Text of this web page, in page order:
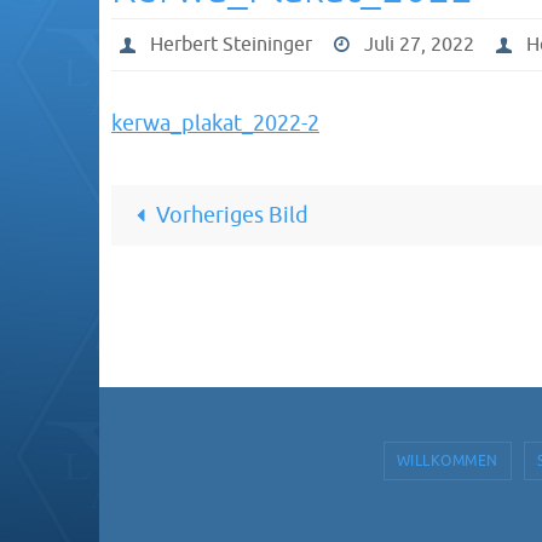
Herbert Steininger Juli 27, 2022
kerwa_plakat_2022-2
Vorheriges Bild
WILLKOMMEN